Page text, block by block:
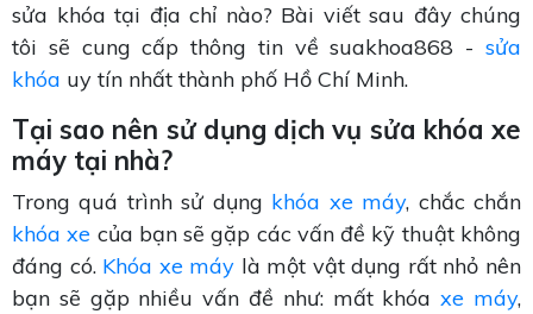
sửa khóa tại địa chỉ nào? Bài viết sau đây chúng
tôi sẽ cung cấp thông tin về suakhoa868 - sửa
khóa uy tín nhất thành phố Hồ Chí Minh.
Tại sao nên sử dụng dịch vụ sửa khóa xe
máy tại nhà?
Trong quá trình sử dụng khóa xe máy, chắc chắn
khóa xe của bạn sẽ gặp các vấn đề kỹ thuật không
đáng có. Khóa xe máy là một vật dụng rất nhỏ nên
bạn sẽ gặp nhiều vấn đề như: mất khóaxe máy,